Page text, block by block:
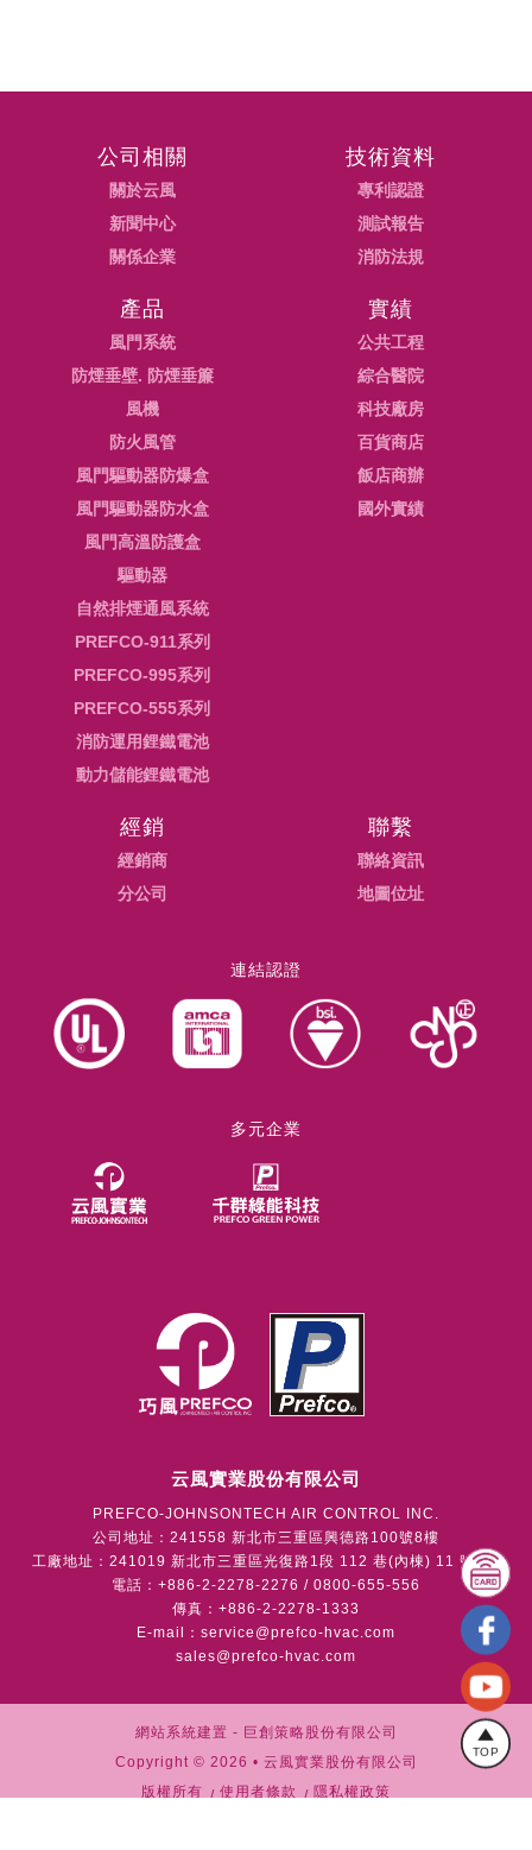
TOP
公司相關
關於云風
新聞中心
關係企業
技術資料
專利認證
測試報告
消防法規
產品
風門系統
防煙垂壁. 防煙垂簾
風機
防火風管
風門驅動器防爆盒
風門驅動器防水盒
風門高溫防護盒
驅動器
自然排煙通風系統
PREFCO-911系列
PREFCO-995系列
PREFCO-555系列
消防運用鋰鐵電池
動力儲能鋰鐵電池
實績
公共工程
綜合醫院
科技廠房
百貨商店
飯店商辦
國外實績
經銷
經銷商
分公司
聯繫
聯絡資訊
地圖位址
連結認證
多元企業
云風實業股份有限公司
PREFCO-JOHNSONTECH AIR CONTROL INC.
公司地址：241558 新北市三重區興德路100號8樓
工廠地址：241019 新北市三重區光復路1段 112 巷(內棟) 11 號1樓
電話：+886-2-2278-2276 / 0800-655-556
傳真：+886-2-2278-1333
E-mail： service@prefco-hvac.com
sales@prefco-hvac.com
網站系統建置 - 巨創策略股份有限公司
Copyright © 2026 • 云風實業股份有限公司
版權所有
使用者條款 隱私權政策